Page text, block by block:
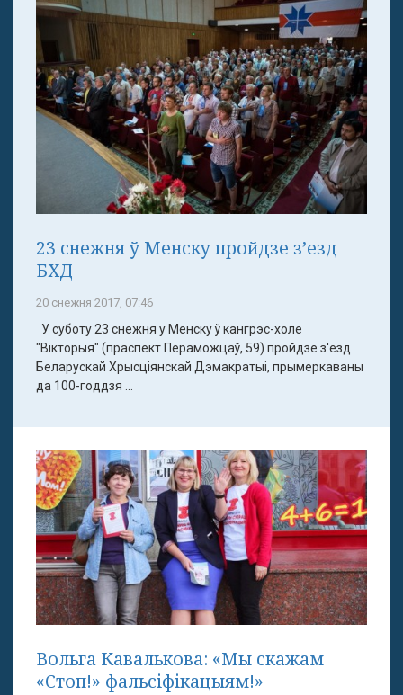
23 снежня ў Менску пройдзе з’езд
БХД
20 снежня 2017, 07:46
У суботу 23 снежня у Менску ў кангрэс-холе
"Вікторыя" (праспект Пераможцаў, 59) пройдзе з'езд
Беларускай Хрысціянскай Дэмакратыі, прымеркаваны
да 100-годдзя ...
Вольга Кавалькова: «Мы скажам
«Стоп!» фальсіфікацыям!»